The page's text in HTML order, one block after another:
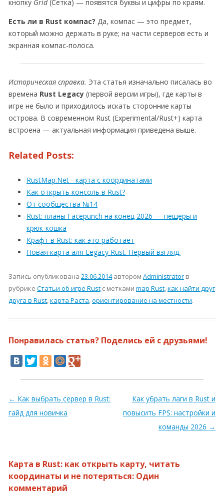
кнопку Grid (Сетка) — появятся буквы и цифры по краям.
Есть ли в Rust компас? Да, компас — это предмет,
который можно держать в руке; на части серверов есть и
экранная компас-полоса.
Историческая справка. Эта статья изначально писалась во
времена Rust Legacy (первой версии игры), где карты в
игре не было и приходилось искать сторонние карты
острова. В современном Rust (Experimental/Rust+) карта
встроена — актуальная информация приведена выше.
Related Posts:
RustMap.Net - карта с координатами
Как открыть консоль в Rust?
От сообщества №14
Rust: планы Facepunch на конец 2026 — пещеры и
крюк-кошка
Крафт в Rust: как это работает
Новая карта аля Legacy Rust. Первый взгляд.
Запись опубликована 23.06.2014автором Administrator в
рубрике Статьи об игре Rust с метками map Rust,как найти друг
друга в Rust,карта Раста,ориентирование на местности.
Понравилась статья? Поделись ей с друзьями!
Навигация по записям
← Как выбрать сервер в Rust:
гайд для новичка
Как убрать лаги в Rust и
повысить FPS: настройки и
команды 2026 →
Карта в Rust: как открыть карту, читать
координаты и не потеряться: Один
комментарий